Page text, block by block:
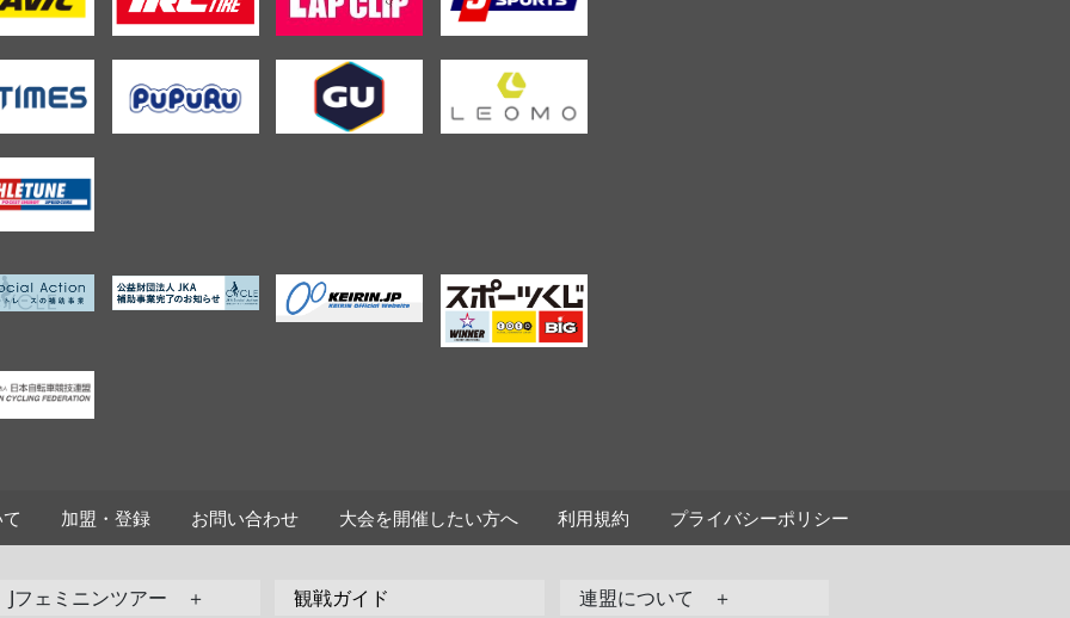
加盟・登録 お問い合わせ 大会を開催したい方へ 利用規約 プライバシーポリシー
Jフェミニンツアー ＋
観戦ガイド
連盟について ＋